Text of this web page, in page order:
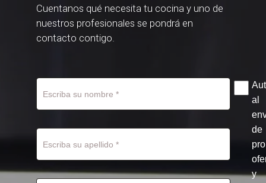
Cuentanos qué necesita tu cocina y uno de
nuestros profesionales se pondrá en
contacto contigo.
al
de
y